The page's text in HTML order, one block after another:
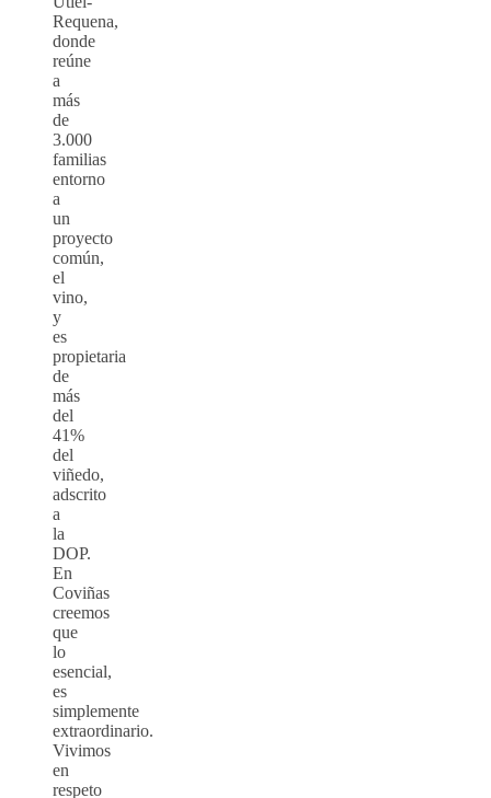
Requena,
donde
reúne
a
más
de
3.000
familias
entorno
a
un
proyecto
común,
el
vino,
y
es
propietaria
de
más
del
41%
del
viñedo,
adscrito
a
la
DOP.
En
Coviñas
creemos
que
lo
esencial,
es
simplemente
extraordinario.
Vivimos
en
respeto